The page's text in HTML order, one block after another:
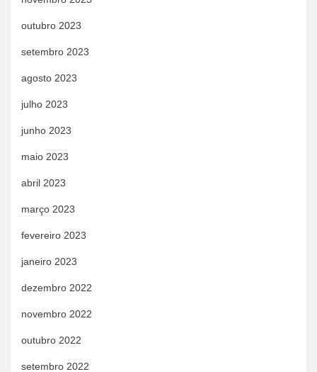
outubro 2023
setembro 2023
agosto 2023
julho 2023
junho 2023
maio 2023
abril 2023
março 2023
fevereiro 2023
janeiro 2023
dezembro 2022
novembro 2022
outubro 2022
setembro 2022